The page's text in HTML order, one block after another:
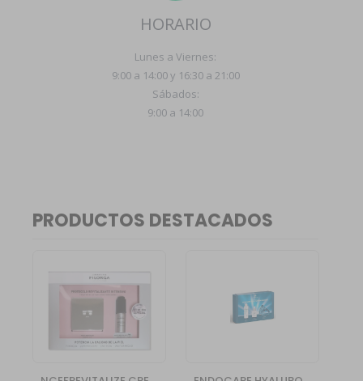
HORARIO
Lunes a Viernes:
9:00 a 14:00 y 16:30 a 21:00
Sábados:
9:00 a 14:00